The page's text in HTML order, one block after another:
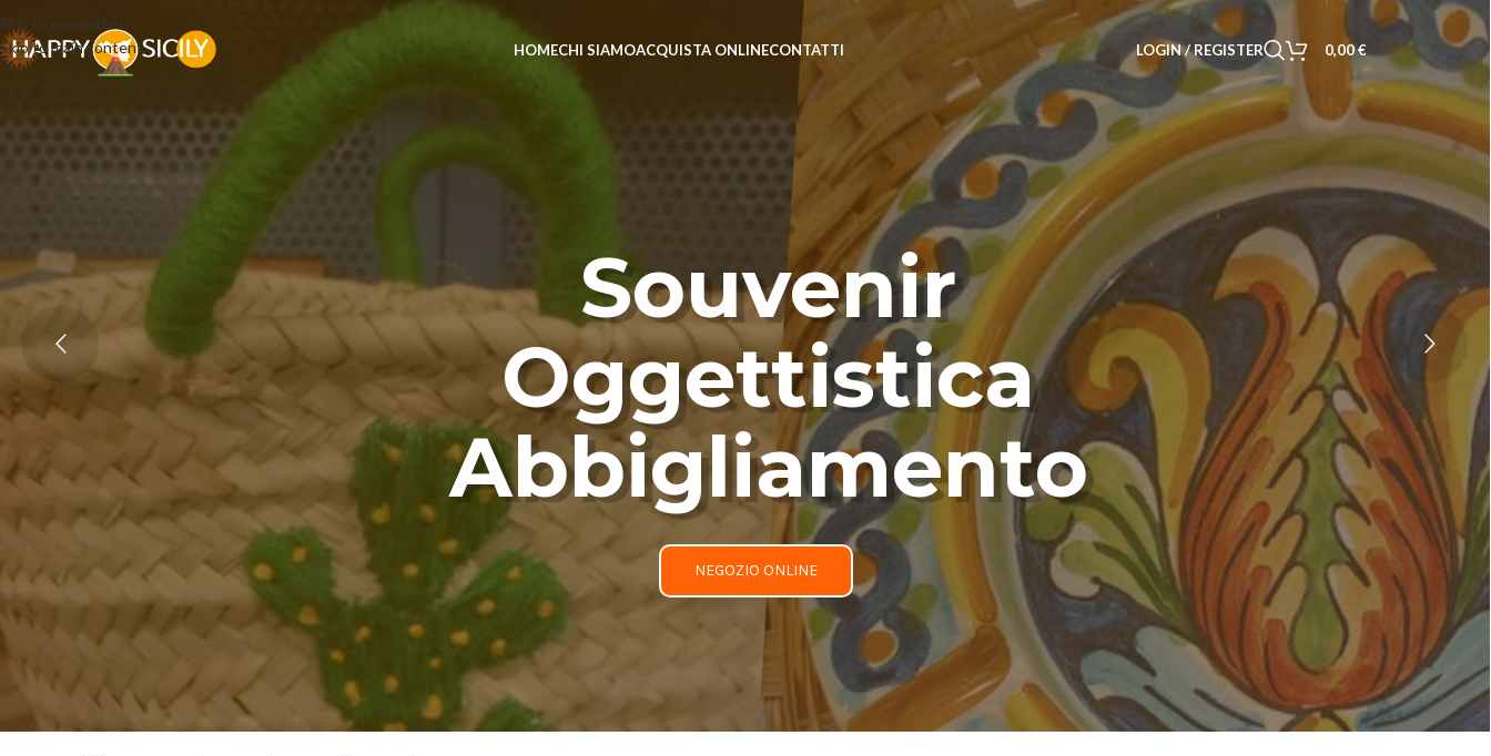
Skip to navigation
Skip to main content
HOMECHI SIAMOACQUISTA ONLINECONTATTI LOGIN / REGISTER 0,00€
Souvenir
Oggettistica
Abbigliamento
NEGOZIO ONLINE